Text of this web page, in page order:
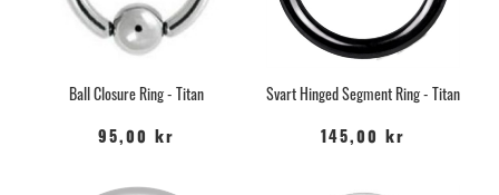
Ball Closure Ring - Titan
95,00 kr
Svart Hinged Segment Ring - Titan
145,00 kr